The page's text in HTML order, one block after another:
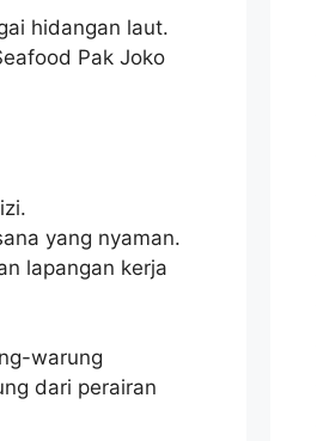
hidangan laut.
Pak Joko
yang nyaman.
lapangan kerja
warung
dari perairan